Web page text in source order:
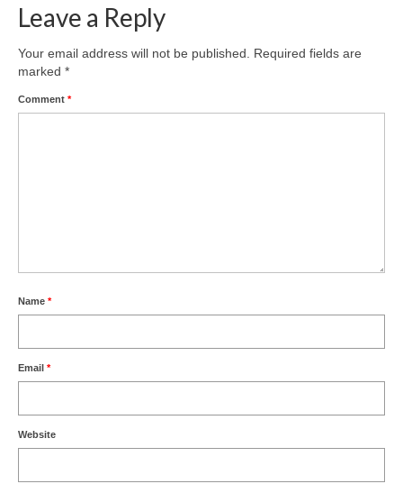
Leave a Reply
Your email address will not be published.
Required fields are
marked *
Comment *
Name *
Email *
Website